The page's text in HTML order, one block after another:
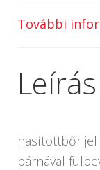
További
Leírás
hasítottbőr
párnával